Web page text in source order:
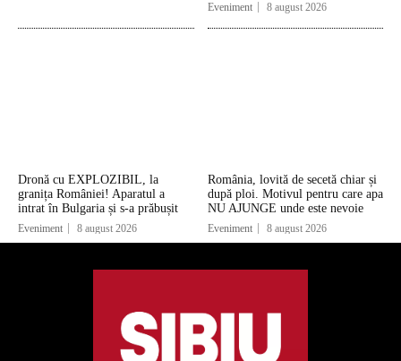
Eveniment 8 august 2026
Dronă cu EXPLOZIBIL, la
granița României! Aparatul a
intrat în Bulgaria și s-a prăbușit
Eveniment 8 august 2026
România, lovită de secetă chiar și
după ploi. Motivul pentru care apa
NU AJUNGE unde este nevoie
Eveniment 8 august 2026